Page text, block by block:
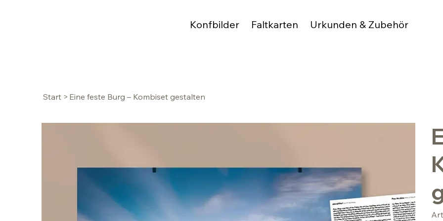
Konfbilder Faltkarten Urkunden & Zubehör
Start > Eine feste Burg – Kombiset gestalten